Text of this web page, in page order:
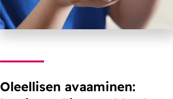
Oleellisen avaaminen: